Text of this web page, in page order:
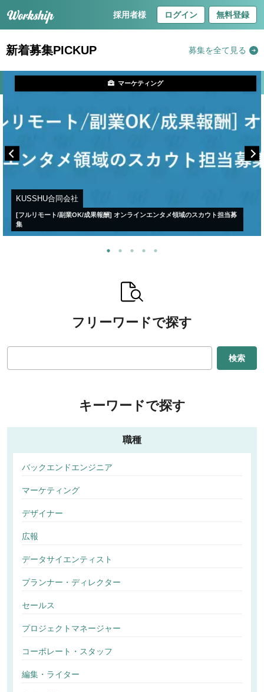
採用者様 ログイン 無料登録
新着募集PICKUP 募集を全て見る
KUSSHU合同会社
[フルリモート/副業OK/成果報酬] オンラインエンタメ領域のスカウト担当募
集
マーケティング
フリーワードで探す
検索
キーワードで探す
職種
バックエンドエンジニア
マーケティング
デザイナー
広報
データサイエンティスト
プランナー・ディレクター
セールス
プロジェクトマネージャー
コーポレート・スタッフ
編集・ライター